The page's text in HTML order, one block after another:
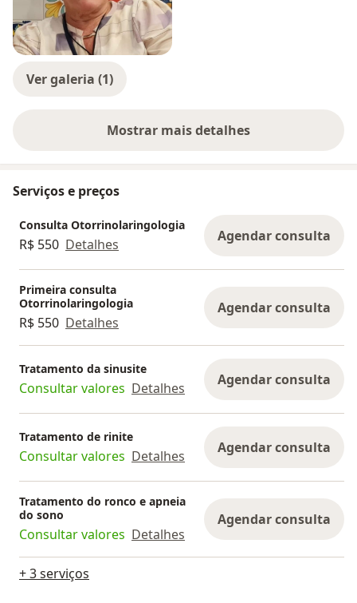
Ver galeria (1)
Mostrar mais detalhes
sobre a experiência
Serviços e preços
Consulta Otorrinolaringologia
R$ 550 Detalhes Agendar consulta
Primeira consulta
Otorrinolaringologia
R$ 550 Detalhes
Agendar consulta
Tratamento da sinusite
Consultar valores Detalhes Agendar consulta
Tratamento de rinite
Consultar valores Detalhes Agendar consulta
Tratamento do ronco e apneia
do sono
Consultar valores Detalhes
Agendar consulta
+ 3 serviços